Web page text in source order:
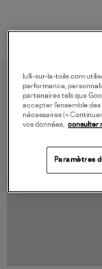
VOUS AIMEREZ
lulli-sur-la-toile.com
performance,
partenaires tels que
accepter l’ensemble
nécessaires («
vos données, consulter
Paramètres